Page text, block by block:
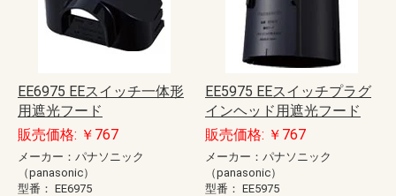
EE6975 EEスイッチ一体形
用遮光フード
販売価格: ￥767
メーカー：パナソニック
（panasonic）
型番： EE6975
EE5975 EEスイッチプラグ
インヘッド用遮光フード
販売価格: ￥767
メーカー：パナソニック
（panasonic）
型番： EE5975